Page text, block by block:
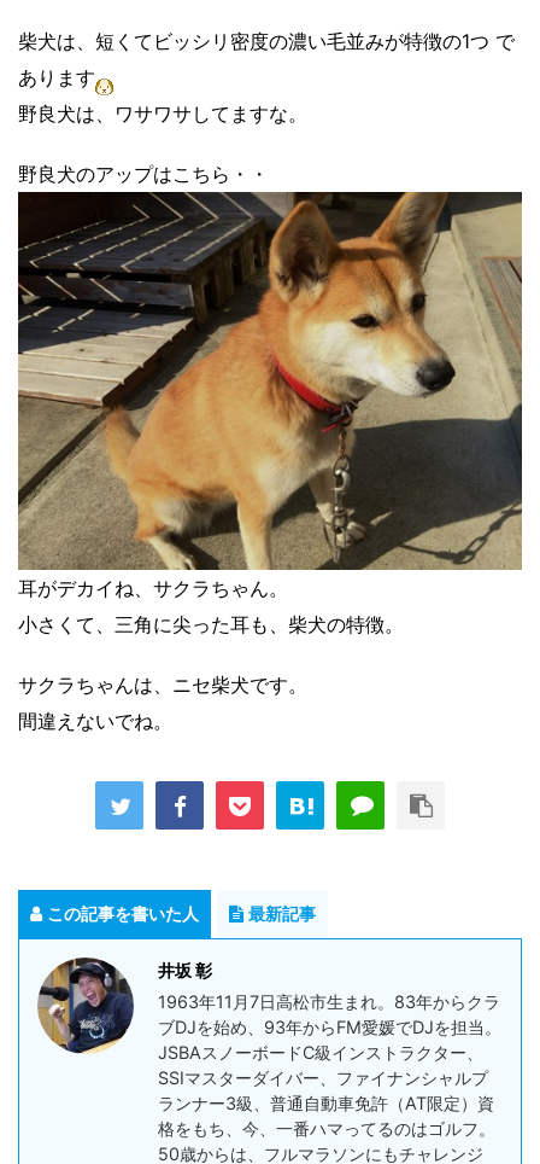
柴犬は、短くてビッシリ密度の濃い毛並みが特徴の1つ で
あります
野良犬は、ワサワサしてますな。
野良犬のアップはこちら・・
耳がデカイね、サクラちゃん。
小さくて、三角に尖った耳も、柴犬の特徴。
サクラちゃんは、ニセ柴犬です。
間違えないでね。
この記事を書いた人 最新記事
井坂 彰
1963年11月7日高松市生まれ。83年からクラ
ブDJを始め、93年からFM愛媛でDJを担当。
JSBAスノーボードC級インストラクター、
SSIマスターダイバー、ファイナンシャルプ
ランナー3級、普通自動車免許（AT限定）資
格をもち、今、一番ハマってるのはゴルフ。
50歳からは、フルマラソンにもチャレンジ